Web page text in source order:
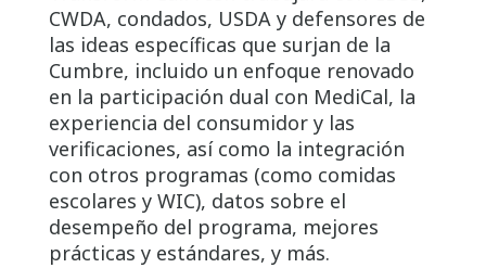
CWDA, condados, USDA y defensores de
las ideas específicas que surjan de la
Cumbre, incluido un enfoque renovado
en la participación dual con MediCal, la
experiencia del consumidor y las
verificaciones, así como la integración
con otros programas (como comidas
escolares y WIC), datos sobre el
desempeño del programa, mejores
prácticas y estándares, y más.